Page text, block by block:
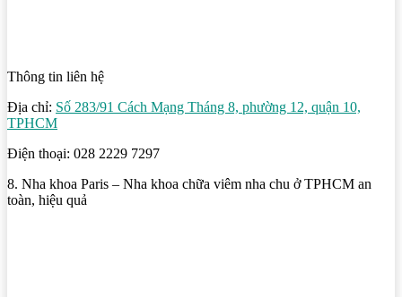
Thông tin liên hệ
Địa chỉ: Số 283/91 Cách Mạng Tháng 8, phường 12, quận 10,
TPHCM
Điện thoại: 028 2229 7297
8. Nha khoa Paris – Nha khoa chữa viêm nha chu ở TPHCM an
toàn, hiệu quả